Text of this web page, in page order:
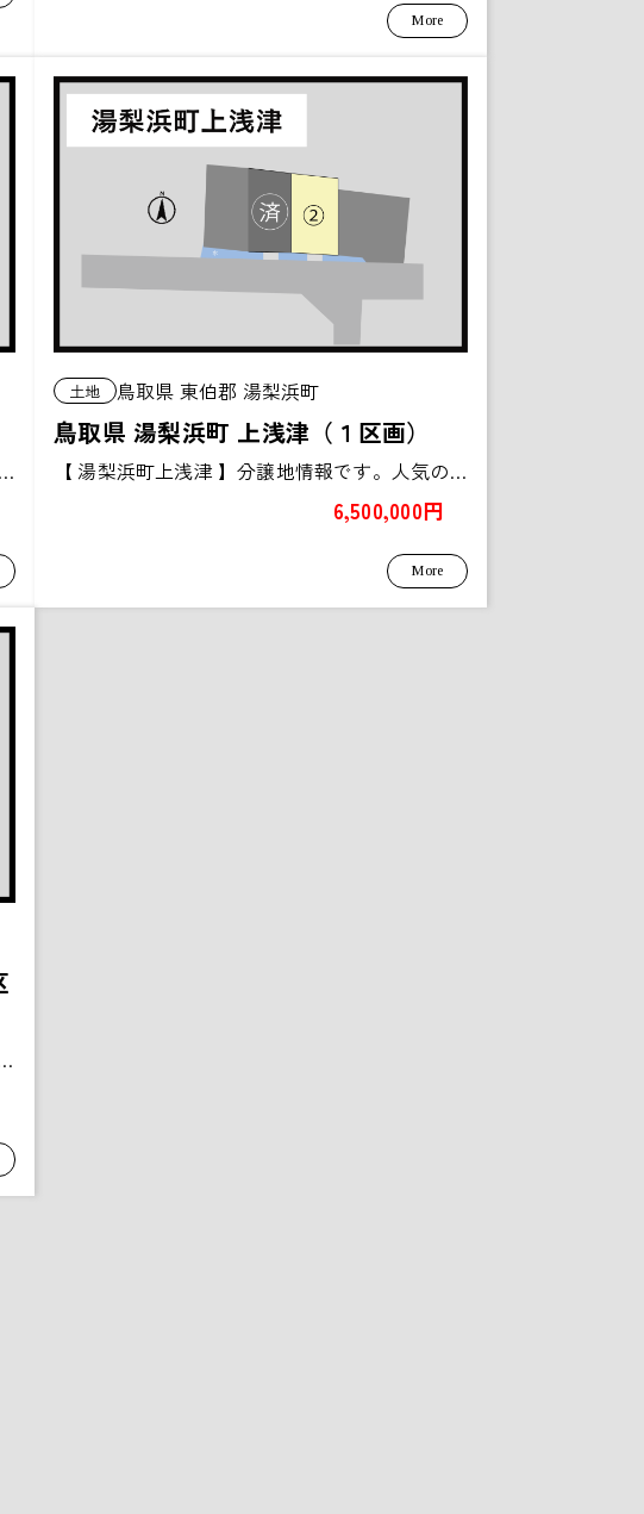
More
【 米子市両三柳 】分譲地情報です。新しい分譲地です。431...
土地 鳥取県 東伯郡 湯梨浜町
鳥取県 湯梨浜町 上浅津（１区画）
【 湯梨浜町上浅津 】分譲地情報です。人気の湯梨浜町に新しい...
6,500,000円
More
です。国道181号沿いで、通...